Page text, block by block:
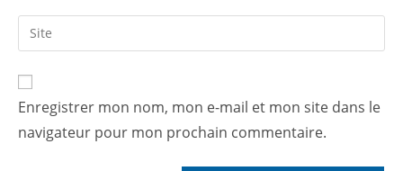
Enregistrer mon nom, mon e-mail et mon site dans le
navigateur pour mon prochain commentaire.